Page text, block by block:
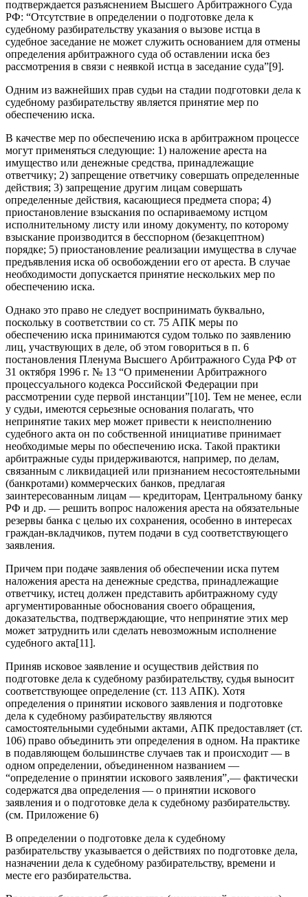
подтверждается разъяснением Высшего Арбитражного Суда
РФ: “Отсутствие в определении о подготовке дела к
судебному разбирательству указания о вызове истца в
судебное заседание не может служить основанием для отмены
определения арбитражного суда об оставлении иска без
рассмотрения в связи с неявкой истца в заседание суда”[9].
Одним из важнейших прав судьи на стадии подготовки дела к
судебному разбирательству является принятие мер по
обеспечению иска.
В качестве мер по обеспечению иска в арбитражном процессе
могут применяться следующие: 1) наложение ареста на
имущество или денежные средства, принадлежащие
ответчику; 2) запрещение ответчику совершать определенные
действия; 3) запрещение другим лицам совершать
определенные действия, касающиеся предмета спора; 4)
приостановление взыскания по оспариваемому истцом
исполнительному листу или иному документу, по которому
взыскание производится в бесспорном (безакцептном)
порядке; 5) приостановление реализации имущества в случае
предъявления иска об освобождении его от ареста. В случае
необходимости допускается принятие нескольких мер по
обеспечению иска.
Однако это право не следует воспринимать буквально,
поскольку в соответствии со ст. 75 АПК меры по
обеспечению иска принимаются судом только по заявлению
лиц, участвующих в деле, об этом говориться в п. 6
постановления Пленума Высшего Арбитражного Суда РФ от
31 октября 1996 г. № 13 “О применении Арбитражного
процессуального кодекса Российской Федерации при
рассмотрении суде первой инстанции”[10]. Тем не менее, если
у судьи, имеются серьезные основания полагать, что
непринятие таких мер может привести к неисполнению
судебного акта он по собственной инициативе принимает
необходимые меры по обеспечению иска. Такой практики
арбитражные суды придерживаются, например, по делам,
связанным с ликвидацией или признанием несостоятельными
(банкротами) коммерческих банков, предлагая
заинтересованным лицам — кредиторам, Центральному банку
РФ и др. — решить вопрос наложения ареста на обязательные
резервы банка с целью их сохранения, особенно в интересах
граждан-вкладчиков, путем подачи в суд соответствующего
заявления.
Причем при подаче заявления об обеспечении иска путем
наложения ареста на денежные средства, принадлежащие
ответчику, истец должен представить арбитражному суду
аргументированные обоснования своего обращения,
доказательства, подтверждающие, что непринятие этих мер
может затруднить или сделать невозможным исполнение
судебного акта[11].
Приняв исковое заявление и осуществив действия по
подготовке дела к судебному разбирательству, судья выносит
соответствующее определение (ст. 113 АПК). Хотя
определения о принятии искового заявления и подготовке
дела к судебному разбирательству являются
самостоятельными судебными актами, АПК предоставляет (ст.
106) право объединить эти определения в одном. На практике
в подавляющем большинстве случаев так и происходит — в
одном определении, объединенном названием —
“определение о принятии искового заявления”,— фактически
содержатся два определения — о принятии искового
заявления и о подготовке дела к судебному разбирательству.
(см. Приложение 6)
В определении о подготовке дела к судебному
разбирательству указывается о действиях по подготовке дела,
назначении дела к судебному разбирательству, времени и
месте его разбирательства.